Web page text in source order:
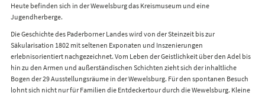
Heute befinden sich in der Wewelsburg das Kreismuseum und eine
Jugendherberge.
Die Geschichte des Paderborner Landes wird von der Steinzeit bis zur
Säkularisation 1802 mit seltenen Exponaten und Inszenierungen
erlebnisorientiert nachgezeichnet. Vom Leben der Geistlichkeit über den Adel bis
hin zu den Armen und außerständischen Schichten zieht sich der inhaltliche
Bogen der 29 Ausstellungsräume in der Wewelsburg. Für den spontanen Besuch
lohnt sich nicht nur für Familien die Entdeckertour durch die Wewelsburg. Kleine